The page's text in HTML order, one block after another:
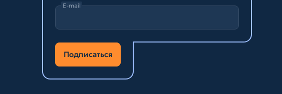
E-mail
Подписаться